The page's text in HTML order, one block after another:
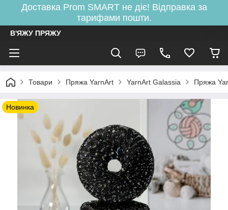
Доставка Prom SMART не діє! Відправка за
тарифами пошти.
В'ЯЖУ ПРЯЖУ
Товари Пряжа YarnArt YarnArt Galassia Пряжа
Новинка